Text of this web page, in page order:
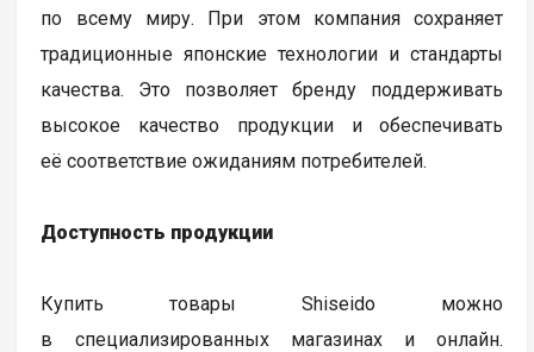
по всему миру. При этом компания сохраняет
традиционные японские технологии и стандарты
качества. Это позволяет бренду поддерживать
высокое качество продукции и обеспечивать
её соответствие ожиданиям потребителей.
Доступность продукции
Купить товары Shiseido можно
в специализированных магазинах и онлайн.